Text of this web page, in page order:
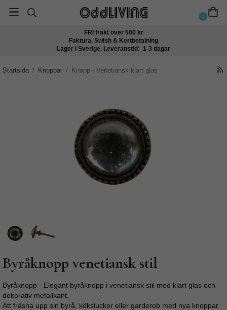
0
FRI frakt över 500 kr
Faktura, Swish & Kortbetalning
Lager i Sverige. Leveranstid: 1-3 dagar
Startsida / Knoppar / Knopp - Venetiansk klart glas
Byråknopp venetiansk stil
Byråknopp - Elegant byråknopp i venetiansk stil med klart glas och
dekorativ metallkant.
Att fräsha upp sin byrå, köksluckor eller garderob med nya knoppar